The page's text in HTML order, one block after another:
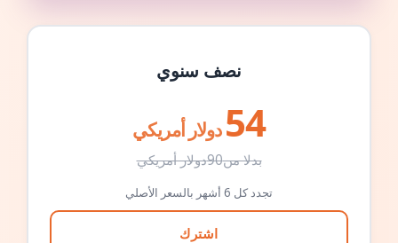
نصف سنوي
54 دولار أمريكي
بدلا من90دولار أمريكي
تجدد كل 6 أشهر بالسعر الأصلي
اشترك